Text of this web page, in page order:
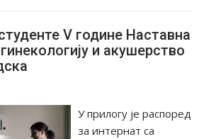
V године Наставна
и акушерство
У прилогу је распоред
за интернат са